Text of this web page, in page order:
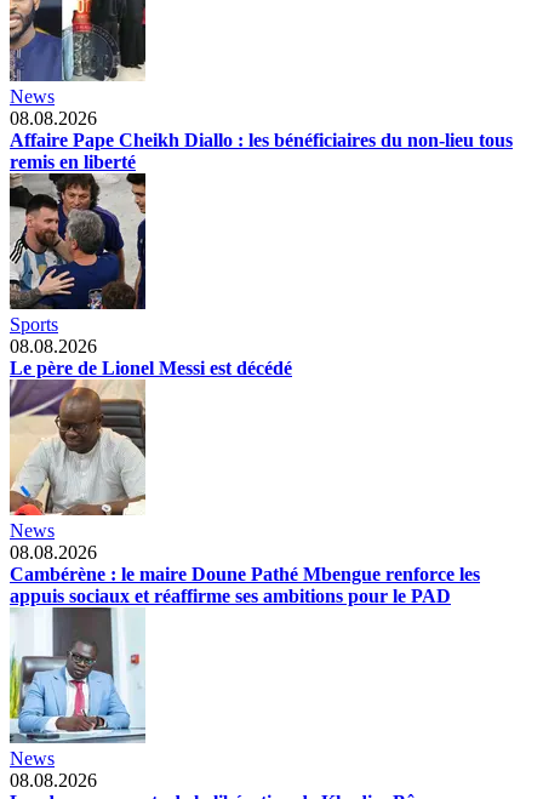
News
08.08.2026
Affaire Pape Cheikh Diallo : les bénéficiaires du non-lieu tous
remis en liberté
Sports
08.08.2026
Le père de Lionel Messi est décédé
News
08.08.2026
Cambérène : le maire Doune Pathé Mbengue renforce les
appuis sociaux et réaffirme ses ambitions pour le PAD
News
08.08.2026